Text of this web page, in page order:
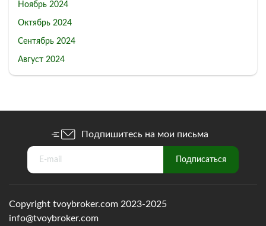
Ноябрь 2024
Октябрь 2024
Сентябрь 2024
Август 2024
Подпишитесь на мои письма
Copyright tvoybroker.com 2023-2025
info@tvoybroker.com